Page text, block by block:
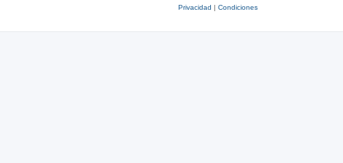
Privacidad | Condiciones